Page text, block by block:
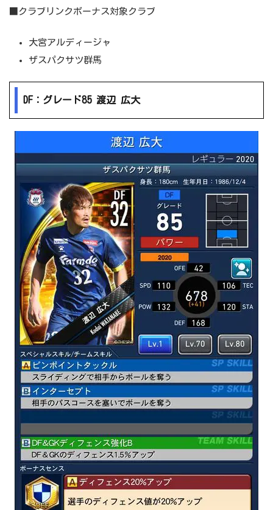
■クラブリンクボーナス対象クラブ
大宮アルディージャ
ザスパクサツ群馬
DF：グレード85 渡辺 広大